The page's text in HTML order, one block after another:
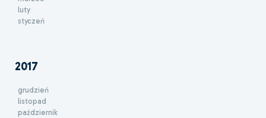
luty
styczeń
2017
grudzień
listopad
październik